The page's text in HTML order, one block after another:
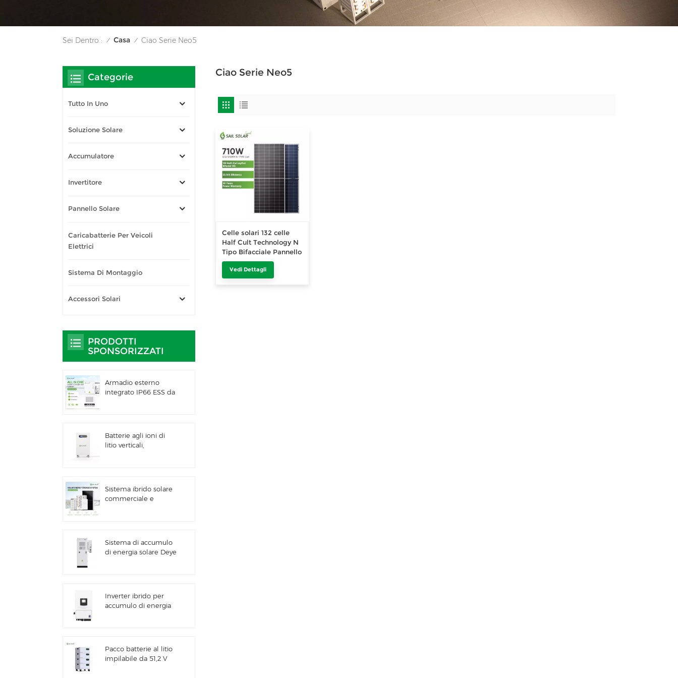
Sei Dentro : / Casa / Ciao Serie Neo5
Ciao Serie Neo5
Celle solari 132 celle
Half Cult Technology N
Tipo Bifacciale Pannello
solare Modulo 690W
695W 700W 705W
710W 715W 720W
Vedi Dettagli
Categorie
Tutto In Uno
Soluzione Solare
Accumulatore
Invertitore
Pannello Solare
Caricabatterie Per Veicoli
Elettrici
Sistema Di Montaggio
Accessori Solari
PRODOTTI
SPONSORIZZATI
Armadio esterno
integrato IP66 ESS da
Batterie agli ioni di
litio verticali,
Sistema ibrido solare
commerciale e
Sistema di accumulo
di energia solare Deye
kWh, armadio per
batterie,
Inverter ibrido per
accumulo di energia
Pacco batterie al litio
impilabile da 51,2 V